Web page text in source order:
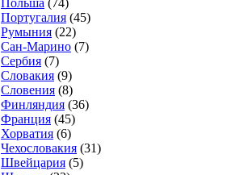
Португалия (45)
Румыния (22)
Сан-Марино (7)
Сербия (7)
Словакия (9)
Словения (8)
Финляндия (36)
Франция (45)
Хорватия (6)
Чехословакия (31)
Швейцария (5)